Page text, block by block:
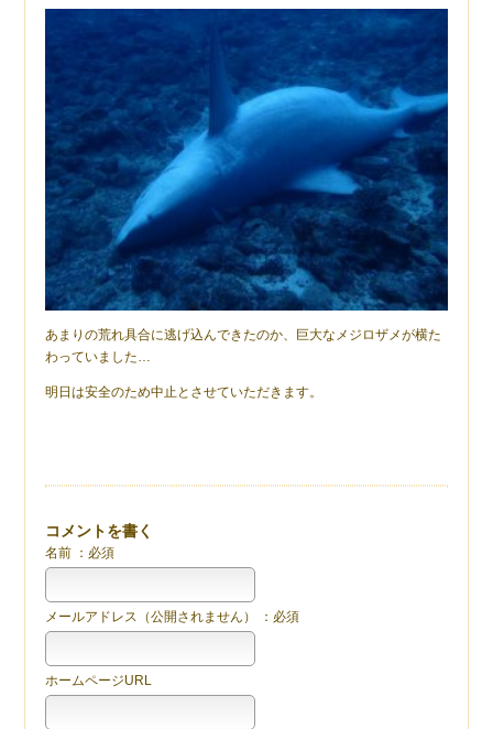
あまりの荒れ具合に逃げ込んできたのか、巨大なメジロザメが横た
わっていました…
明日は安全のため中止とさせていただきます。
コメントを書く
名前 ：必須
メールアドレス（公開されません） ：必須
ホームページURL